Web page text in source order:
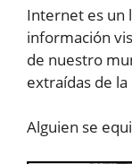
Internet es un
información
de nuestro
extraídas de la
Alguien se